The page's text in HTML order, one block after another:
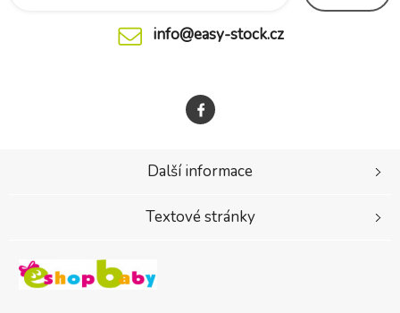
info@easy-stock.cz
Další informace
Textové stránky